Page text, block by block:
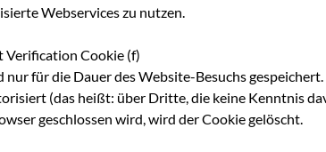
anderenorts gern beschworen. Etwa beim weitaus
der Devise "Jeder kann mitmachen" und "Wir
nachspielen und ihre haltungslose Beliebigkeit als
und Hamburg gehören dazu. Sie zählen in
deutschen Schwerpunkt: Zuerst Saarbrücken
Webservices zu nutzen.
Verification Cookie (f)
nur für die Dauer des Website-Besuchs
(das heißt: über Dritte, die keine Kenntnis
geschlossen wird, wird der Cookie gelöscht.